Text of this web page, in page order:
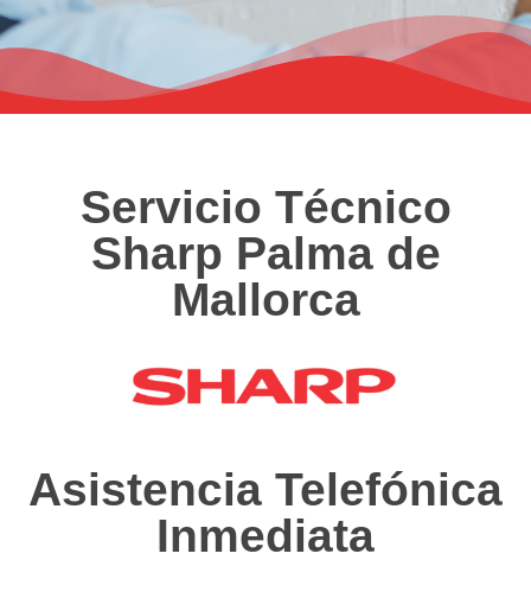
Servicio Técnico
Sharp Palma de
Mallorca
Asistencia Telefónica
Inmediata